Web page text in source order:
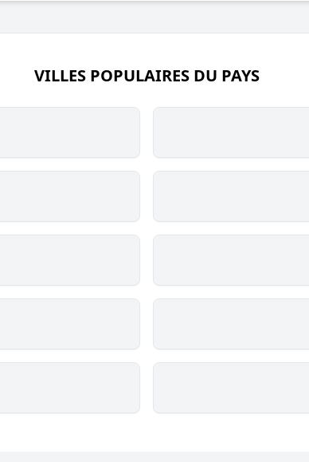
VILLES POPULAIRES DU PAYS